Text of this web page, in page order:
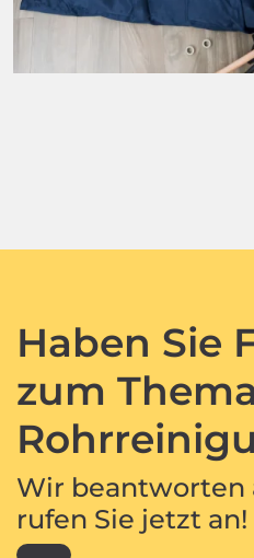
Haben Sie
zum Thema
Wir beantworten
rufen Sie jetzt an!